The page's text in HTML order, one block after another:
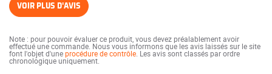
VOIR PLUS D'AVIS
Note : pour pouvoir évaluer ce produit, vous devez préalablement avoir
effectué une commande. Nous vous informons que les avis laissés sur le site
font l'objet d'uneprocédure de contrôle . Les avis sont classés par ordre
chronologique uniquement.